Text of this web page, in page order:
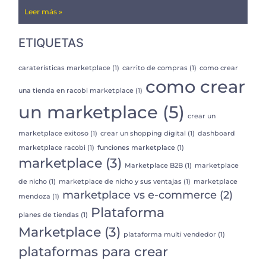
Leer más »
ETIQUETAS
caraterísticas marketplace (1) carrito de compras (1) como crear
una tienda en racobi marketplace (1) como crear
un marketplace (5) crear un
marketplace exitoso (1) crear un shopping digital (1) dashboard
marketplace racobi (1) funciones marketplace (1)
marketplace (3) Marketplace B2B (1) marketplace
de nicho (1) marketplace de nicho y sus ventajas (1) marketplace
mendoza (1) marketplace vs e-commerce (2)
planes de tiendas (1)
Plataforma
Marketplace (3) plataforma multi vendedor (1)
plataformas para crear